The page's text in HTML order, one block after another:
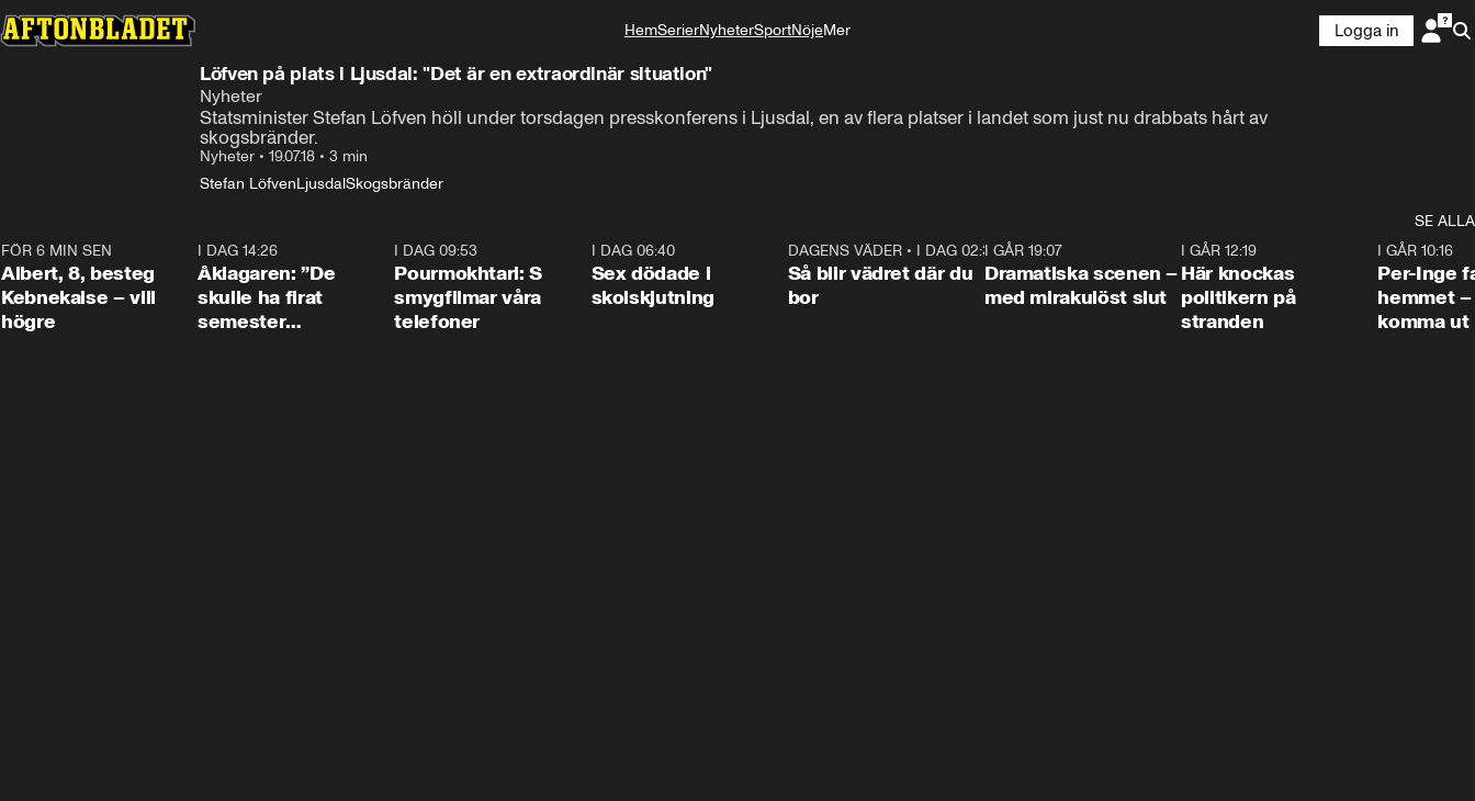
HemSerierNyheterSportNöjeMer
Logga in
Löfven på plats i Ljusdal: "Det är en extraordinär situation"
Nyheter
Statsminister Stefan Löfven höll under torsdagen presskonferens i Ljusdal, en av flera platser i landet som just nu drabbats hårt av
skogsbränder.
Nyheter • 19.07.18 • 3 min
Stefan LöfvenLjusdalSkogsbränder
SE ALLA
FÖR 6 MIN SEN
Albert, 8, besteg
Kebnekaise – vill
högre
I DAG 14:26
Åklagaren: ”De
skulle ha firat
semester
I DAG 09:53
Pourmokhtari: S
smygfilmar våra
telefoner
I DAG 06:40
Sex dödade i
skolskjutning
1:06
DAGENS VÄDER• I DAG 02:30
Så blir vädret där du
bor
I GÅR 19:07
Dramatiska scenen –
med mirakulöst slut
I GÅR 12:19
Här knockas
politikern på
stranden
I GÅR 10:16
Per-Inge
hemmet
komma ut